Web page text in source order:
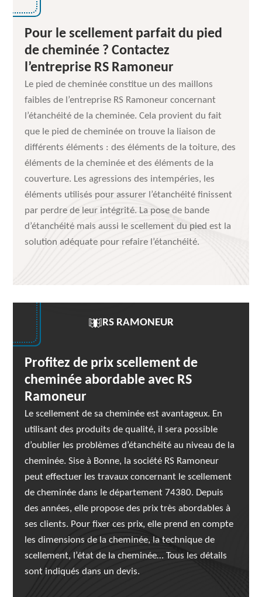
Pour le scellement parfait du pied
de cheminée ? Contactez
l’entreprise RS Ramoneur
Le pied de cheminée constitue un des maillons
faibles de l’entreprise RS Ramoneur concernant
l’étanchéité de la cheminée. Cela provient du fait
que le pied de cheminée on trouve la liaison de
différents éléments : des éléments de la toiture, des
éléments de la cheminée et des éléments de la
couverture. Les agressions des intempéries, les
éléments utilisés pour assurer l’étanchéité finissent
par perdre de leur intégrité. La pose de bande
d’étanchéité mais aussi le scellement du pied est la
solution adéquate pour refaire l’étanchéité.
RS RAMONEUR
Profitez de prix scellement de
cheminée abordable avec RS
Ramoneur
Le scellement de sa cheminée est avantageux. En
utilisant des produits de qualité, il sera possible
d’oublier les problèmes d’étanchéité au niveau de la
cheminée. Sise à Bonne, la société RS Ramoneur
peut effectuer les travaux concernant le scellement
de cheminée dans le département 74380. Depuis
des années, elle propose des prix très abordables à
ses clients. Pour fixer ces prix, elle prend en compte
les dimensions de la cheminée, la technique de
scellement, l’état de la cheminée… Tous les détails
sont indiqués dans un devis.